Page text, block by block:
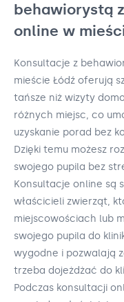
behawiorystą
online w
Konsultacje z
mieście Łódź oferują
tańsze niż wizyty
różnych miejsc, co
uzyskanie porad bez
Dzięki temu możesz
swojego pupila bez
Konsultacje online są
właścicieli zwierząt,
miejscowościach lub
swojego pupila do
wygodne i pozwalają
trzeba dojeżdżać do
Podczas konsultacji